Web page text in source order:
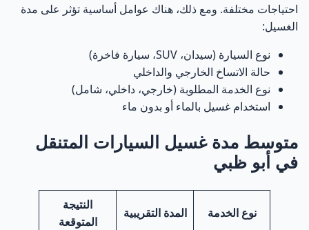
احتياجات مختلفة. ومع ذلك، هناك عوامل أساسية تؤثر على مدة
الغسيل:
نوع السيارة (سيدان، SUV، سيارة فاخرة)
حالة الاتساخ الخارجي والداخلي
نوع الخدمة المطلوبة (خارجي، داخلي، شامل)
استخدام غسيل بالماء أو بدون ماء
متوسط مدة غسيل السيارات المتنقل
في أبو ظبي
نوع الخدمة المدة التقريبية
النتيجة
المتوقعة